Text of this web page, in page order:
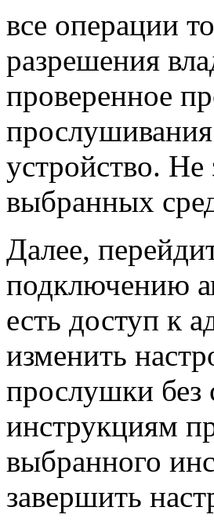
все операции
разрешения
проверенное
устройство. Не
выбранных
Далее,
подключению
есть доступ к
изменить
прослушки без
инструкциям
выбранного
завершить